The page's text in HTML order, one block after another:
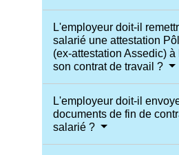
L'employeur doit-il
salarié une attestation
(ex-attestation Assedic) à
son contrat de travail ?
L'employeur doit-il
documents de fin de
salarié ?